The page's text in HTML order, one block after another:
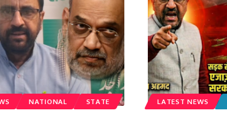
NATIONAL STATE LATEST NEWS